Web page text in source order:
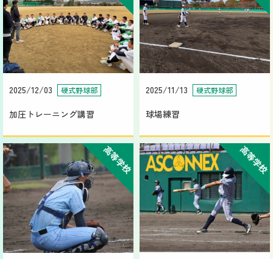
2025/12/03 硬式野球部
加圧トレーニング講習
2025/11/13 硬式野球部
球場練習
高等学校 高等学校